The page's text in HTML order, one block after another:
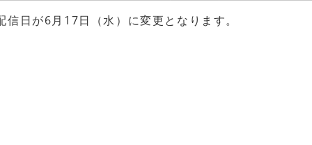
日が6月17日（水）に変更となります。